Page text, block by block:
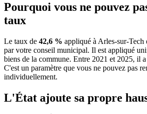
Pourquoi vous ne pouvez
taux
Le taux de 42,6 % appliqué à Arles-sur-Tech
par votre conseil municipal. Il est appliqué
biens de la commune. Entre 2021 et 2025, il
C'est un paramètre que vous ne pouvez pas
individuellement.
L'État ajoute sa propre